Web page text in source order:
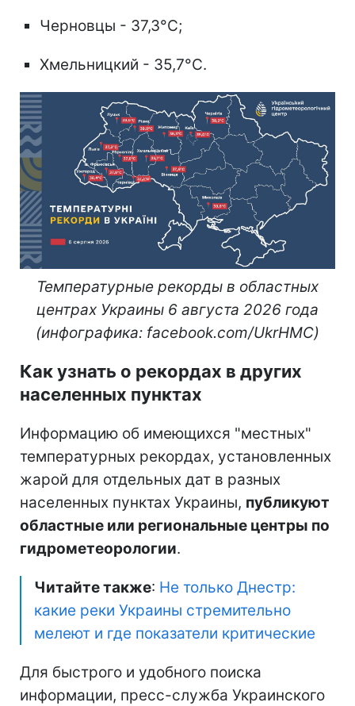
Черновцы - 37,3°C;
Хмельницкий - 35,7°C.
Температурные рекорды в областных
центрах Украины 6 августа 2026 года
(инфографика: facebook.com/UkrHMC)
Как узнать о рекордах в других
населенных пунктах
Информацию об имеющихся "местных"
температурных рекордах, установленных
жарой для отдельных дат в разных
населенных пунктах Украины, публикуют
областные или региональные центры по
гидрометеорологии.
Читайте также: Не только Днестр:
какие реки Украины стремительно
мелеют и где показатели критические
Для быстрого и удобного поиска
информации, пресс-служба Украинского